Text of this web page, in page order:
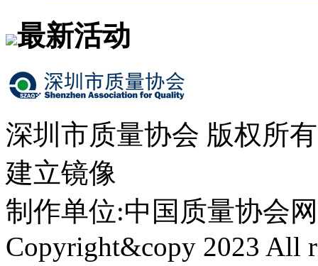
最新活动
深圳市质量协会 版权所
建立镜像
制作单位:中国质量协会
Copyright&copy 2023 All